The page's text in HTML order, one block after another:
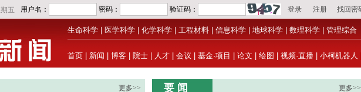
生命科学 医学科学 化学科学 工程材料 信息科学 地球科学 数理科学 管理综合
首页 新闻 博客 院士 人才 会议 基金·项目 论文 绘图 视频·直播 小柯机器人
更多>> 要 闻 更多>>